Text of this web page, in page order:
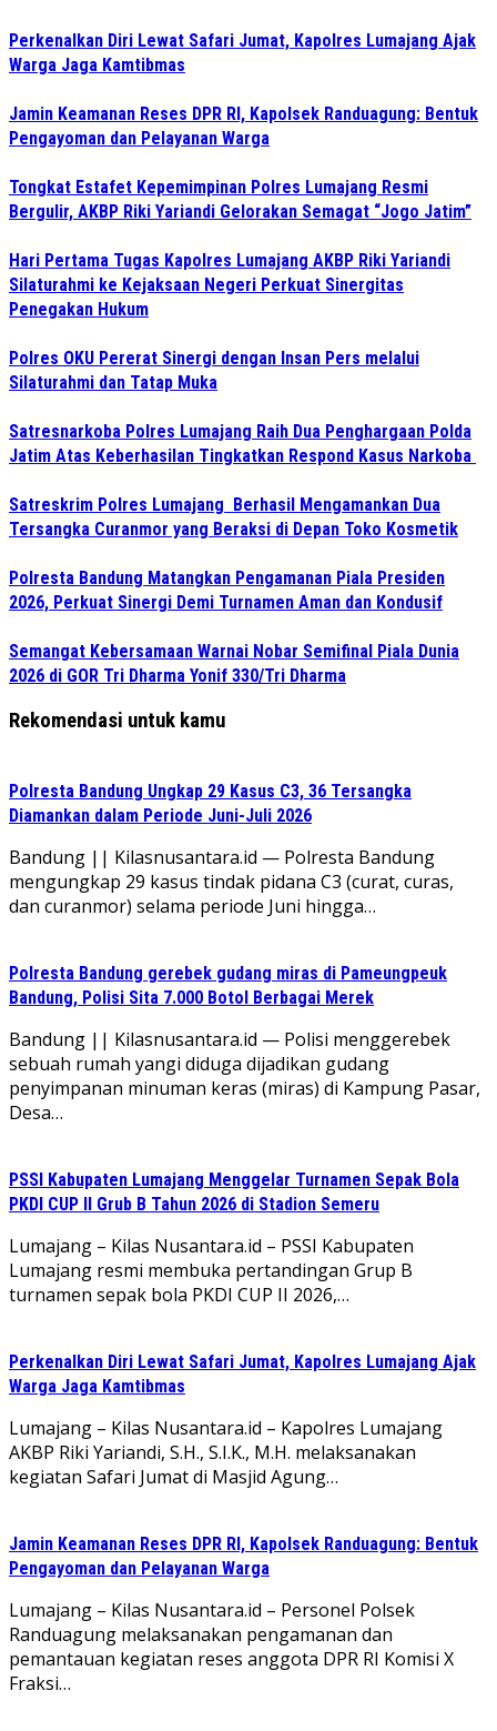
Perkenalkan Diri Lewat Safari Jumat, Kapolres Lumajang Ajak
Warga Jaga Kamtibmas
Jamin Keamanan Reses DPR RI, Kapolsek Randuagung: Bentuk
Pengayoman dan Pelayanan Warga
Tongkat Estafet Kepemimpinan Polres Lumajang Resmi
Bergulir, AKBP Riki Yariandi Gelorakan Semagat “Jogo Jatim”
Hari Pertama Tugas Kapolres Lumajang AKBP Riki Yariandi
Silaturahmi ke Kejaksaan Negeri Perkuat Sinergitas
Penegakan Hukum
Polres OKU Pererat Sinergi dengan Insan Pers melalui
Silaturahmi dan Tatap Muka
Satresnarkoba Polres Lumajang Raih Dua Penghargaan Polda
Jatim Atas Keberhasilan Tingkatkan Respond Kasus Narkoba
Satreskrim Polres Lumajang Berhasil Mengamankan Dua
Tersangka Curanmor yang Beraksi di Depan Toko Kosmetik
Polresta Bandung Matangkan Pengamanan Piala Presiden
2026, Perkuat Sinergi Demi Turnamen Aman dan Kondusif
Semangat Kebersamaan Warnai Nobar Semifinal Piala Dunia
2026 di GOR Tri Dharma Yonif 330/Tri Dharma
Rekomendasi untuk kamu
Polresta Bandung Ungkap 29 Kasus C3, 36 Tersangka
Diamankan dalam Periode Juni-Juli 2026
Bandung || Kilasnusantara.id — Polresta Bandung
mengungkap 29 kasus tindak pidana C3 (curat, curas,
dan curanmor) selama periode Juni hingga…
Polresta Bandung gerebek gudang miras di Pameungpeuk
Bandung, Polisi Sita 7.000 Botol Berbagai Merek
Bandung || Kilasnusantara.id — Polisi menggerebek
sebuah rumah yangi diduga dijadikan gudang
penyimpanan minuman keras (miras) di Kampung Pasar,
Desa…
PSSI Kabupaten Lumajang Menggelar Turnamen Sepak Bola
PKDI CUP II Grub B Tahun 2026 di Stadion Semeru
Lumajang – Kilas Nusantara.id – PSSI Kabupaten
Lumajang resmi membuka pertandingan Grup B
turnamen sepak bola PKDI CUP II 2026,…
Perkenalkan Diri Lewat Safari Jumat, Kapolres Lumajang Ajak
Warga Jaga Kamtibmas
Lumajang – Kilas Nusantara.id – Kapolres Lumajang
AKBP Riki Yariandi, S.H., S.I.K., M.H. melaksanakan
kegiatan Safari Jumat di Masjid Agung…
Jamin Keamanan Reses DPR RI, Kapolsek Randuagung: Bentuk
Pengayoman dan Pelayanan Warga
Lumajang – Kilas Nusantara.id – Personel Polsek
Randuagung melaksanakan pengamanan dan
pemantauan kegiatan reses anggota DPR RI Komisi X
Fraksi…